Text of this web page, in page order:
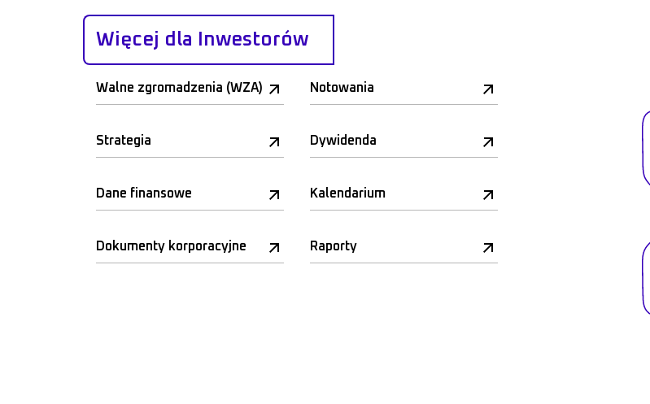
Więcej dla Inwestorów
Walne zgromadzenia (WZA) Notowania
Strategia Dywidenda
Dane finansowe Kalendarium
Dokumenty korporacyjne Raporty